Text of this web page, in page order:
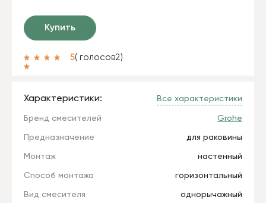
Купить
5( голосов2)
Характеристики: Все характеристики
Бренд смесителей Grohe
Предназначение для раковины
Монтаж настенный
Способ монтажа горизонтальный
Вид смесителя однорычажный